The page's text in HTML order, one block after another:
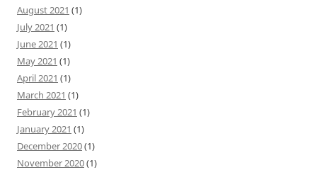
August 2021 (1)
July 2021 (1)
June 2021 (1)
May 2021 (1)
April 2021 (1)
March 2021 (1)
February 2021 (1)
January 2021 (1)
December 2020(1)
November 2020(1)